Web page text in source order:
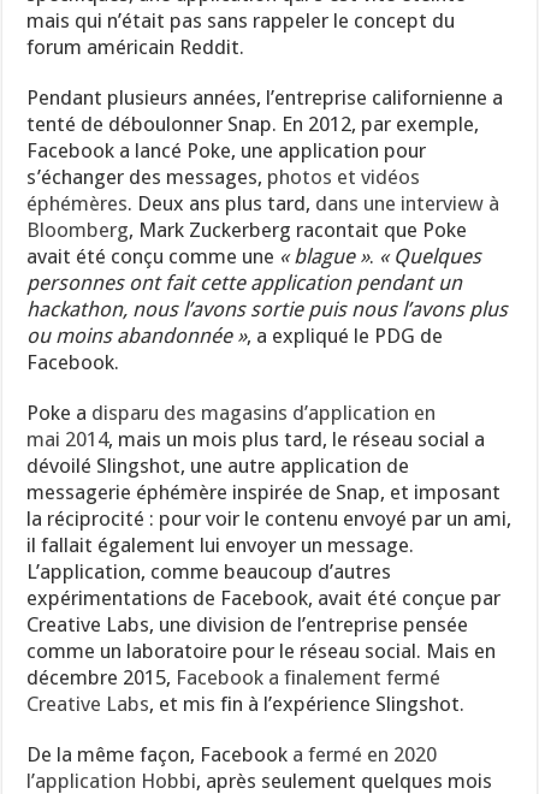
mais qui n’était pas sans rappeler le concept du
forum américain Reddit.
Pendant plusieurs années, l’entreprise californienne a
tenté de déboulonner Snap. En 2012, par exemple,
Facebook a lancé Poke, une application pour
s’échanger des messages, photos et vidéos
éphémères. Deux ans plus tard, dans une interview à
Bloomberg, Mark Zuckerberg racontait que Poke
avait été conçu comme une « blague ». « Quelques
personnes ont fait cette application pendant un
hackathon, nous l’avons sortie puis nous l’avons plus
ou moins abandonnée », a expliqué le PDG de
Facebook.
Poke a disparu des magasins d’application en
mai 2014, mais un mois plus tard, le réseau social a
dévoilé Slingshot, une autre application de
messagerie éphémère inspirée de Snap, et imposant
la réciprocité : pour voir le contenu envoyé par un ami,
il fallait également lui envoyer un message.
L’application, comme beaucoup d’autres
expérimentations de Facebook, avait été conçue par
Creative Labs, une division de l’entreprise pensée
comme un laboratoire pour le réseau social. Mais en
décembre 2015, Facebook a finalement fermé
Creative Labs, et mis fin à l’expérience Slingshot.
De la même façon, Facebook a fermé en 2020
l’application Hobbi, après seulement quelques mois